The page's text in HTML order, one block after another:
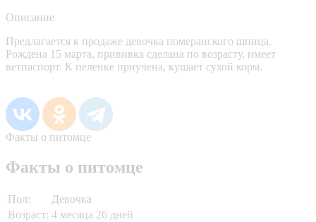
Описание
Предлагается к продаже девочка померанского шпица.
Рождена 15 марта, прививка сделана по возрасту, имеет
ветпаспорт. К пеленке приучена, кушает сухой корм.
Факты о питомце
Факты о питомце
Пол:
Девочка
Возраст: 4 месяца 26 дней